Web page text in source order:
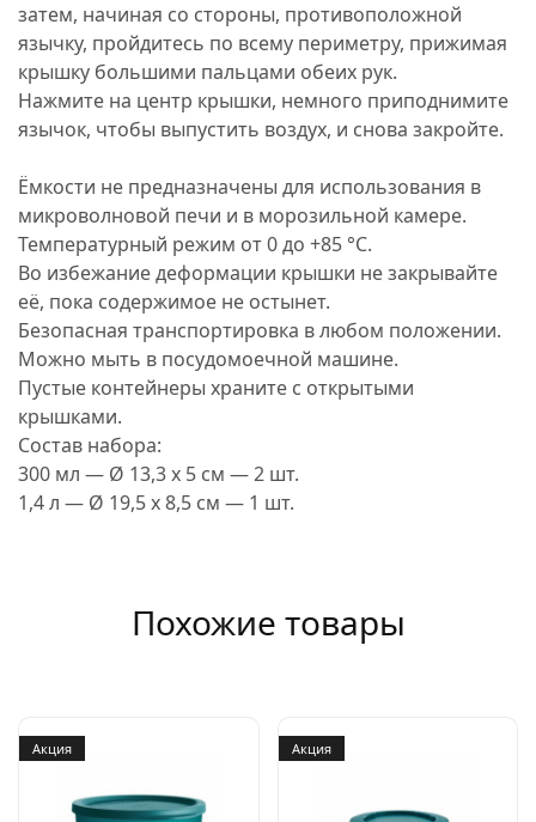
затем, начиная со стороны, противоположной
язычку, пройдитесь по всему периметру, прижимая
крышку большими пальцами обеих рук.
Нажмите на центр крышки, немного приподнимите
язычок, чтобы выпустить воздух, и снова закройте.
Ёмкости не предназначены для использования в
микроволновой печи и в морозильной камере.
Температурный режим от 0 до +85 °C.
Во избежание деформации крышки не закрывайте
её, пока содержимое не остынет.
Безопасная транспортировка в любом положении.
Можно мыть в посудомоечной машине.
Пустые контейнеры храните с открытыми
крышками.
Состав набора:
300 мл — Ø 13,3 x 5 см — 2 шт.
1,4 л — Ø 19,5 х 8,5 см — 1 шт.
Похожие товары
Акция Акция